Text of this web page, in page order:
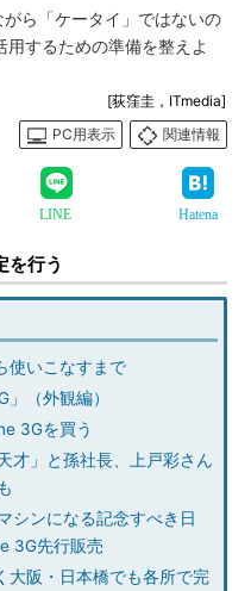
ら「ケータイ」ではないの
するための準備を整えよ
[荻窪圭，ITmedia]
PC用表示
関連情報
LINE Hatena
を行う
使いこなすまで
（外観編）
3Gを買う
才」と孫社長、上戸彩さん
シンになる記念すべき日
3G先行販売
大阪・日本橋でも各所で完